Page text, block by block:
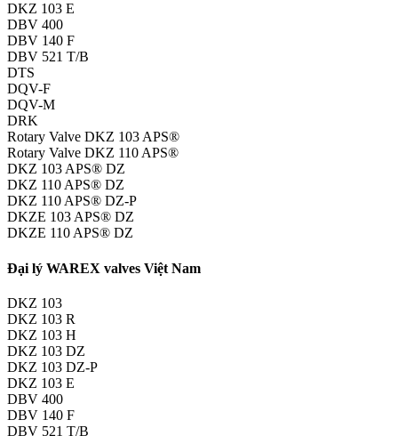
DKZ 103 E
DBV 400
DBV 140 F
DBV 521 T/B
DTS
DQV-F
DQV-M
DRK
Rotary Valve DKZ 103 APS®
Rotary Valve DKZ 110 APS®
DKZ 103 APS® DZ
DKZ 110 APS® DZ
DKZ 110 APS® DZ-P
DKZE 103 APS® DZ
DKZE 110 APS® DZ
Đại lý WAREX valves Việt Nam
DKZ 103
DKZ 103 R
DKZ 103 H
DKZ 103 DZ
DKZ 103 DZ-P
DKZ 103 E
DBV 400
DBV 140 F
DBV 521 T/B